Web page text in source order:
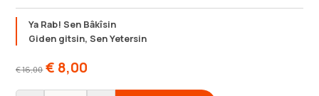
Ya Rab! Sen Bâkîsin
Giden gitsin, Sen Yetersin
€16,00 € 8,00